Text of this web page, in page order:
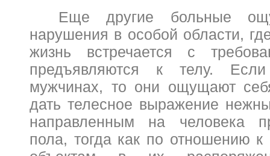
Еще другие больные
нарушения в особой области,
жизнь встречается с
предъявляются к телу.
мужчинах, то они ощущают
дать телесное выражение
направленным на человека
пола, тогда как по отношению